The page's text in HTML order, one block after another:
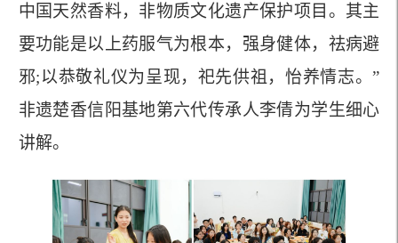
中国天然香料，非物质文化遗产保护项目。其主
要功能是以上药服气为根本，强身健体，祛病避
邪;以恭敬礼仪为呈现，祀先供祖，怡养情志。”
非遗楚香信阳基地第六代传承人李倩为学生细心
讲解。